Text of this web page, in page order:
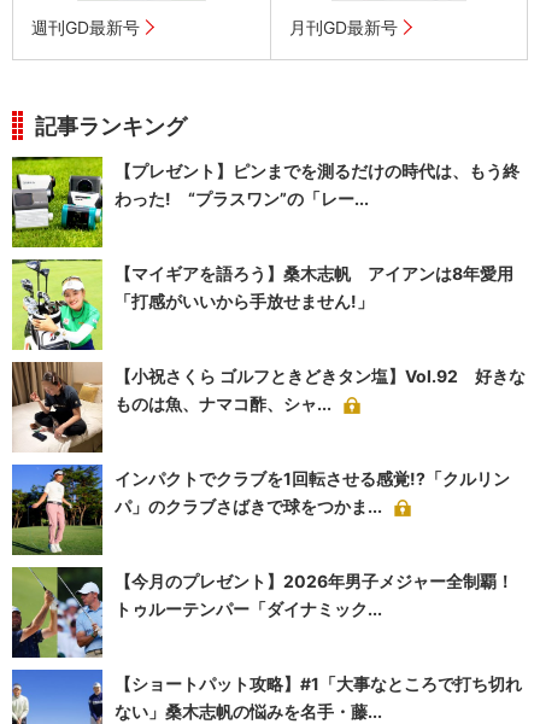
週刊GD最新号 月刊GD最新号
記事ランキング
【プレゼント】ピンまでを測るだけの時代は、もう終
わった! “プラスワン”の「レー...
【マイギアを語ろう】桑木志帆 アイアンは8年愛用
「打感がいいから手放せません!」
【小祝さくら ゴルフときどきタン塩】Vol.92 好きな
ものは魚、ナマコ酢、シャ...
インパクトでクラブを1回転させる感覚!?「クルリン
パ」のクラブさばきで球をつかま...
【今月のプレゼント】2026年男子メジャー全制覇！
トゥルーテンパー「ダイナミック...
【ショートパット攻略】#1「大事なところで打ち切れ
ない」桑木志帆の悩みを名手・藤...